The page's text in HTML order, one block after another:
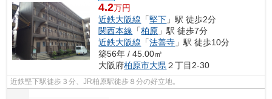
4.2万円
近鉄大阪線 「堅下 」駅 徒歩2分
関西本線 「柏原 」駅 徒歩7分
近鉄大阪線 「法善寺 」駅 徒歩10分
築56年 / 45.00㎡
大阪府柏原市大県 ２丁目2-30
近鉄堅下駅徒歩３分、JR柏原駅徒歩８分の好立地。